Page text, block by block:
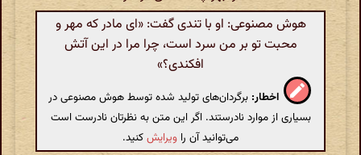
هوش مصنوعی: او با تندی گفت: «ای مادر که مهر و
محبت تو بر من سرد است، چرا مرا در این آتش
افکندی؟»
اخطار: برگردان‌های تولید شده توسط هوش مصنوعی در
بسیاری از موارد نادرستند. اگر این متن به نظرتان نادرست است
می‌توانید آن را ویرایشکنید.